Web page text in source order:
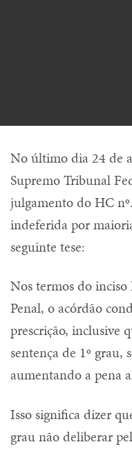
No último dia 24 de
Supremo Tribunal
julgamento do HC
indeferida por
seguinte tese:
Nos termos do
Penal, o acórdão
prescrição, inclusive
sentença de 1º
aumentando a pena
Isso significa dizer
grau não deliberar